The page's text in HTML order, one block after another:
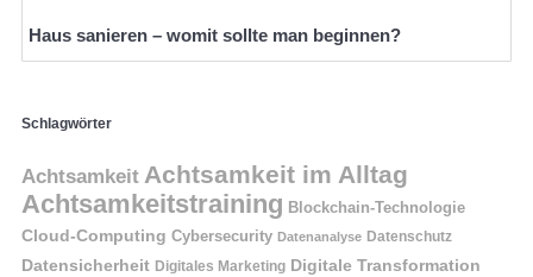
Haus sanieren – womit sollte man beginnen?
Schlagwörter
Achtsamkeit Achtsamkeit im Alltag
Achtsamkeitstraining Blockchain-Technologie
Cloud-Computing Cybersecurity Datenanalyse Datenschutz
Datensicherheit Digitales Marketing Digitale Transformation